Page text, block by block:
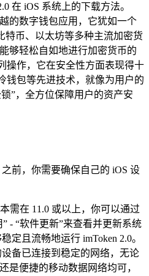
在 iOS 系统上的下载方法。
的数字钱包应用，它犹如一个
特币、以太坊等多种主流加密货
够轻松自如地进行加密货币的
操作，它在安全性方面表现得十
钱包等先进技术，就像为用户的
”，全方位保障用户的资产安
之前，你需要确保自己的 iOS 设
需在 11.0 或以上，你可以通过
- “软件更新”来查看并更新系统
定且流畅地运行 imToken 2.0。
设备已连接到稳定的网络，无论
是便捷的移动数据网络均可，